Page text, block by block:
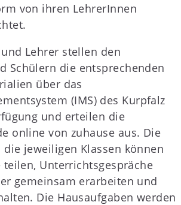
von ihren LehrerInnen
Lehrer stellen den
Schülern die entsprechenden
über das
(IMS) des Kurpfalz
und erteilen die
online von zuhause aus. Die
jeweiligen Klassen können
Unterrichtsgespräche
gemeinsam erarbeiten und
Die Hausaufgaben werden